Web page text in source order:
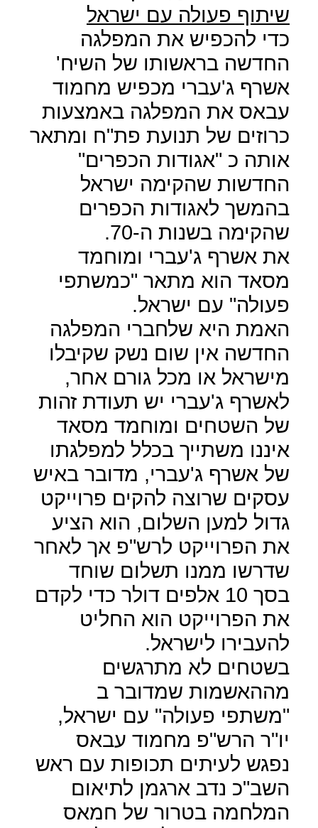
שיתוף פעולה עם ישראל
כדי להכפיש את המפלגה
החדשה בראשותו של השיח'
אשרף ג'עברי מכפיש מחמוד
עבאס את המפלגה באמצעות
כרוזים של תנועת פת"ח ומתאר
אותה כ "אגודות הכפרים"
החדשות שהקימה ישראל
בהמשך לאגודות הכפרים
שהקימה בשנות ה-70.
את אשרף ג'עברי ומוחמד
מסאד הוא מתאר "כמשתפי
פעולה" עם ישראל.
האמת היא שלחברי המפלגה
החדשה אין שום נשק שקיבלו
מישראל או מכל גורם אחר,
לאשרף ג'עברי יש תעודת זהות
של השטחים ומוחמד מסאד
איננו משתייך בכלל למפלגתו
של אשרף ג'עברי, מדובר באיש
עסקים שרוצה להקים פרוייקט
גדול למען השלום, הוא הציע
את הפרוייקט לרש"פ אך לאחר
שדרשו ממנו תשלום שוחד
בסך 10 אלפים דולר כדי לקדם
את הפרוייקט הוא החליט
להעבירו לישראל.
בשטחים לא מתרגשים
מההאשמות שמדובר ב
"משתפי פעולה" עם ישראל,
יו"ר הרש"פ מחמוד עבאס
נפגש לעיתים תכופות עם ראש
השב"כ נדב ארגמן לתיאום
המלחמה בטרור של חמאס